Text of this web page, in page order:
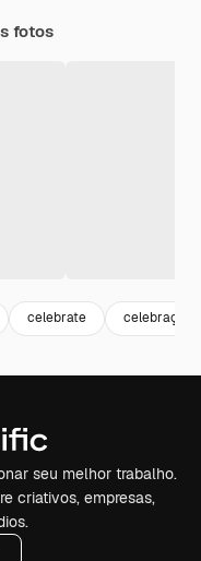
fotos
celebrate celebração
seu melhor trabalho.
criativos, empresas,